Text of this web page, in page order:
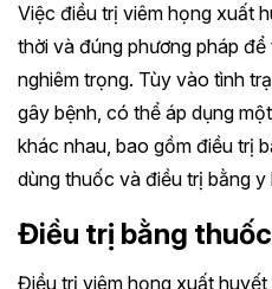
Việc điều trị viêm họng xuất
thời và đúng phương pháp
nghiêm trọng. Tùy vào tình
gây bệnh, có thể áp dụng
khác nhau, bao gồm điều trị
dùng thuốc và điều trị bằng
Điều trị bằng
Điều trị viêm họng xuất